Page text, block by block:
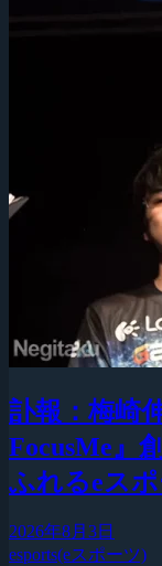
訃報：梅崎
FocusMe』
ふれるeス
2026年8月3日
esports(eスポーツ)